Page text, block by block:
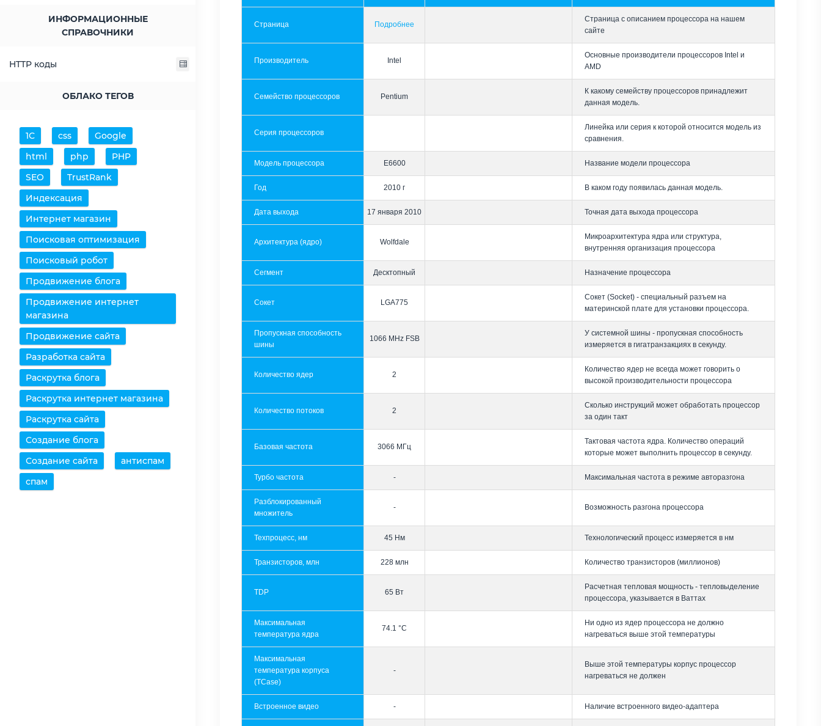
ИНФОРМАЦИОННЫЕ
СПРАВОЧНИКИ
HTTP коды
ОБЛАКО ТЕГОВ
1С css
Google
html
php
PHP
SEO
TrustRank
Индексация
Интернет магазин
Поисковая оптимизация
Поисковый робот
Продвижение блога
Продвижение интернет
магазина
Продвижение сайта
Разработка сайта
Раскрутка блога
Раскрутка интернет магазина
Раскрутка сайта
Создание блога
Создание сайта
антиспам
спам
Страница Подробнее
Страница с описанием процессора на нашем
сайте
Производитель Intel
Основные производители процессоров Intel и
AMD
Семейство процессоров Pentium
К какому семейству процессоров принадлежит
данная модель.
Серия процессоров
Линейка или серия к которой относится модель из
сравнения.
Модель процессора E6600 Название модели процессора
Год 2010 г В каком году появилась данная модель.
Дата выхода 17 января 2010 Точная дата выхода процессора
Архитектура (ядро) Wolfdale
Микроархитектура ядра или структура,
внутренняя организация процессора
Сегмент Десктопный Назначение процессора
Сокет LGA775
Сокет (Socket) - специальный разъем на
материнской плате для установки процессора.
Пропускная способность
шины
1066 MHz FSB
У системной шины - пропускная способность
измеряется в гигатранзакциях в секунду.
Количество ядер 2
Количество ядер не всегда может говорить о
высокой производительности процессора
Количество потоков 2
Сколько инструкций может обработать процессор
за один такт
Базовая частота 3066 МГц
Тактовая частота ядра. Количество операций
которые может выполнить процессор в секунду.
Турбо частота - Максимальная частота в режиме авторазгона
Разблокированный
множитель
- Возможность разгона процессора
Техпроцесс, нм 45 Нм Технологический процесс измеряется в нм
Транзисторов, млн 228 млн Количество транзисторов (миллионов)
TDP 65 Вт
Расчетная тепловая мощность - тепловыделение
процессора, указывается в Ваттах
Максимальная
температура ядра
74.1 °C
Ни одно из ядер процессора не должно
нагреваться выше этой температуры
Максимальная
температура корпуса
(TCase)
-
Выше этой температуры корпус процессор
нагреваться не должен
Встроенное видео - Наличие встроенного видео-адаптера